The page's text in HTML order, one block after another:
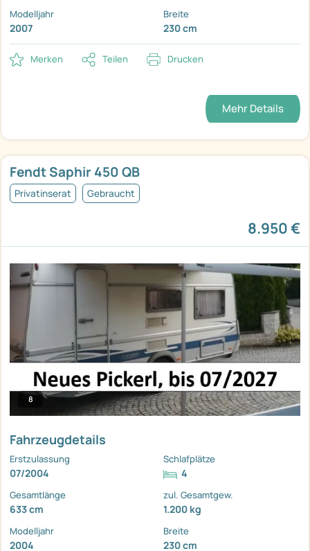
Modelljahr
2007
Breite
230 cm
Merken Teilen Drucken
Mehr Details
Fendt Saphir 450 QB
Privatinserat Gebraucht
8.950 €
8
Fahrzeugdetails
Erstzulassung
07/2004
Schlafplätze
4
Gesamtlänge
633 cm
zul. Gesamtgew.
1.200 kg
Modelljahr
2004
Breite
230 cm